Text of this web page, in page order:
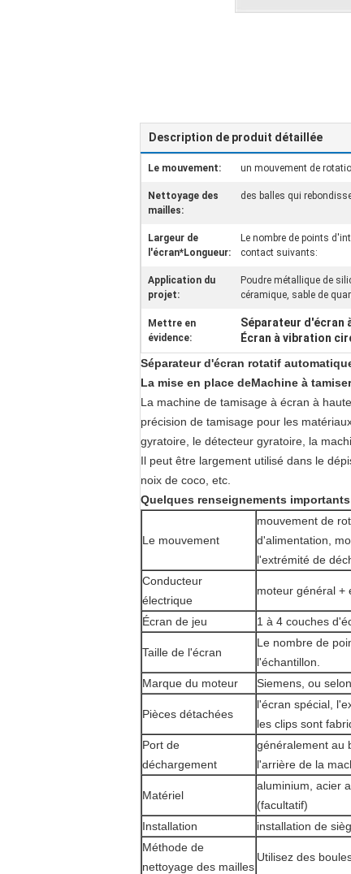
Description de produit détaillée
Le mouvement: un mouvement de
Nettoyage des
mailles:
des balles qui
Largeur de
l'écran*Longueur:
Le nombre de points
contact suivants:
Application du
projet:
Poudre métallique de
céramique, sable de
Mettre en
évidence:
Séparateur d'écran
Écran à vibration
Séparateur d'écran rotatif
La mise en place deMachine à
La machine de tamisage à écran à
précision de tamisage pour les
gyratoire, le détecteur gyratoire, la
Il peut être largement utilisé dans le
noix de coco, etc.
Quelques renseignements
Le mouvement
mouvement de
d'alimentation,
l'extrémité de
Conducteur
électrique
moteur général +
Écran de jeu 1 à 4 couches
Taille de l'écran
Le nombre de
l'échantillon.
Marque du moteur
Siemens, ou
Pièces détachées
l'écran spécial,
les clips sont
Port de
déchargement
généralement au
l'arrière de la
Matériel
aluminium, acier
(facultatif)
Installation
installation de
Méthode de
nettoyage des mailles
Utilisez des